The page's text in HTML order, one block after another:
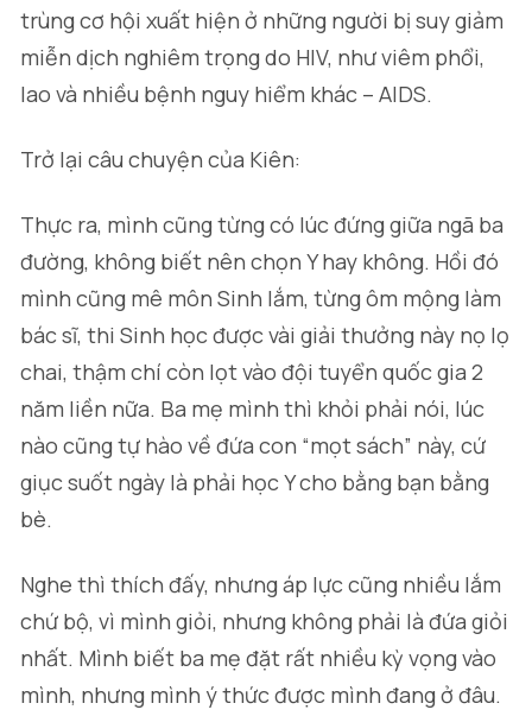
trùng cơ hội xuất hiện ở những người bị suy giảm
miễn dịch nghiêm trọng do HIV, như viêm phổi,
lao và nhiều bệnh nguy hiểm khác – AIDS.
Trở lại câu chuyện của Kiên:
Thực ra, mình cũng từng có lúc đứng giữa ngã ba
đường, không biết nên chọn Y hay không. Hồi đó
mình cũng mê môn Sinh lắm, từng ôm mộng làm
bác sĩ, thi Sinh học được vài giải thưởng này nọ lọ
chai, thậm chí còn lọt vào đội tuyển quốc gia 2
năm liền nữa. Ba mẹ mình thì khỏi phải nói, lúc
nào cũng tự hào về đứa con “mọt sách” này, cứ
giục suốt ngày là phải học Y cho bằng bạn bằng
bè.
Nghe thì thích đấy, nhưng áp lực cũng nhiều lắm
chứ bộ, vì mình giỏi, nhưng không phải là đứa giỏi
nhất. Mình biết ba mẹ đặt rất nhiều kỳ vọng vào
mình, nhưng mình ý thức được mình đang ở đâu.